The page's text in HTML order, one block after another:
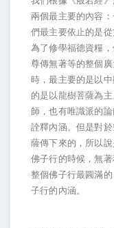
兩個最主要的內容
們最主要依止的是
為了修學福德資糧
尊傳無著等的整個
時，最主要的是以
的是以龍樹菩薩為
師，也有唯識派的
詮釋內涵。但是對
薩傳下來的，所以
佛子行的時候，無
整個佛子行最圓滿
子行的內涵。